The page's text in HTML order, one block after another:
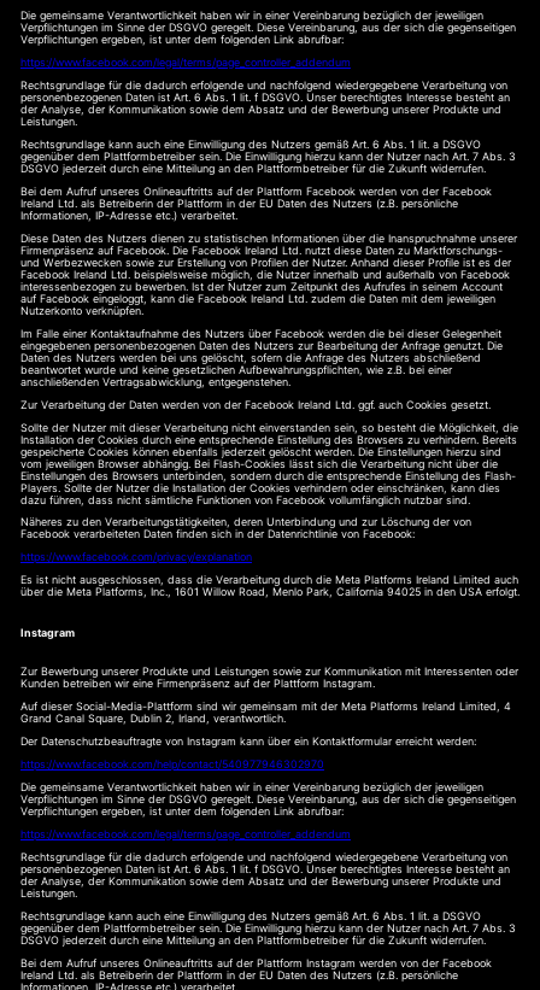
Die gemeinsame Verantwortlichkeit haben wir in einer Vereinbarung bezüglich der jeweiligen
Verpflichtungen im Sinne der DSGVO geregelt. Diese Vereinbarung, aus der sich die gegenseitigen
Verpflichtungen ergeben, ist unter dem folgenden Link abrufbar:
https://www.facebook.com/legal/terms/page_controller_addendum
Rechtsgrundlage für die dadurch erfolgende und nachfolgend wiedergegebene Verarbeitung von
personenbezogenen Daten ist Art. 6 Abs. 1 lit. f DSGVO. Unser berechtigtes Interesse besteht an
der Analyse, der Kommunikation sowie dem Absatz und der Bewerbung unserer Produkte und
Leistungen.
Rechtsgrundlage kann auch eine Einwilligung des Nutzers gemäß Art. 6 Abs. 1 lit. a DSGVO
gegenüber dem Plattformbetreiber sein. Die Einwilligung hierzu kann der Nutzer nach Art. 7 Abs. 3
DSGVO jederzeit durch eine Mitteilung an den Plattformbetreiber für die Zukunft widerrufen.
Bei dem Aufruf unseres Onlineauftritts auf der Plattform Facebook werden von der Facebook
Ireland Ltd. als Betreiberin der Plattform in der EU Daten des Nutzers (z.B. persönliche
Informationen, IP-Adresse etc.) verarbeitet.
Diese Daten des Nutzers dienen zu statistischen Informationen über die Inanspruchnahme unserer
Firmenpräsenz auf Facebook. Die Facebook Ireland Ltd. nutzt diese Daten zu Marktforschungs-
und Werbezwecken sowie zur Erstellung von Profilen der Nutzer. Anhand dieser Profile ist es der
Facebook Ireland Ltd. beispielsweise möglich, die Nutzer innerhalb und außerhalb von Facebook
interessenbezogen zu bewerben. Ist der Nutzer zum Zeitpunkt des Aufrufes in seinem Account
auf Facebook eingeloggt, kann die Facebook Ireland Ltd. zudem die Daten mit dem jeweiligen
Nutzerkonto verknüpfen.
Im Falle einer Kontaktaufnahme des Nutzers über Facebook werden die bei dieser Gelegenheit
eingegebenen personenbezogenen Daten des Nutzers zur Bearbeitung der Anfrage genutzt. Die
Daten des Nutzers werden bei uns gelöscht, sofern die Anfrage des Nutzers abschließend
beantwortet wurde und keine gesetzlichen Aufbewahrungspflichten, wie z.B. bei einer
anschließenden Vertragsabwicklung, entgegenstehen.
Zur Verarbeitung der Daten werden von der Facebook Ireland Ltd. ggf. auch Cookies gesetzt.
Sollte der Nutzer mit dieser Verarbeitung nicht einverstanden sein, so besteht die Möglichkeit, die
Installation der Cookies durch eine entsprechende Einstellung des Browsers zu verhindern. Bereits
gespeicherte Cookies können ebenfalls jederzeit gelöscht werden. Die Einstellungen hierzu sind
vom jeweiligen Browser abhängig. Bei Flash-Cookies lässt sich die Verarbeitung nicht über die
Einstellungen des Browsers unterbinden, sondern durch die entsprechende Einstellung des Flash-
Players. Sollte der Nutzer die Installation der Cookies verhindern oder einschränken, kann dies
dazu führen, dass nicht sämtliche Funktionen von Facebook vollumfänglich nutzbar sind.
Näheres zu den Verarbeitungstätigkeiten, deren Unterbindung und zur Löschung der von
Facebook verarbeiteten Daten finden sich in der Datenrichtlinie von Facebook:
https://www.facebook.com/privacy/explanation
Es ist nicht ausgeschlossen, dass die Verarbeitung durch die Meta Platforms Ireland Limited auch
über die Meta Platforms, Inc., 1601 Willow Road, Menlo Park, California 94025 in den USA erfolgt.
Instagram
Zur Bewerbung unserer Produkte und Leistungen sowie zur Kommunikation mit Interessenten oder
Kunden betreiben wir eine Firmenpräsenz auf der Plattform Instagram.
Auf dieser Social-Media-Plattform sind wir gemeinsam mit der Meta Platforms Ireland Limited, 4
Grand Canal Square, Dublin 2, Irland, verantwortlich.
Der Datenschutzbeauftragte von Instagram kann über ein Kontaktformular erreicht werden:
https://www.facebook.com/help/contact/540977946302970
Die gemeinsame Verantwortlichkeit haben wir in einer Vereinbarung bezüglich der jeweiligen
Verpflichtungen im Sinne der DSGVO geregelt. Diese Vereinbarung, aus der sich die gegenseitigen
Verpflichtungen ergeben, ist unter dem folgenden Link abrufbar:
https://www.facebook.com/legal/terms/page_controller_addendum
Rechtsgrundlage für die dadurch erfolgende und nachfolgend wiedergegebene Verarbeitung von
personenbezogenen Daten ist Art. 6 Abs. 1 lit. f DSGVO. Unser berechtigtes Interesse besteht an
der Analyse, der Kommunikation sowie dem Absatz und der Bewerbung unserer Produkte und
Leistungen.
Rechtsgrundlage kann auch eine Einwilligung des Nutzers gemäß Art. 6 Abs. 1 lit. a DSGVO
gegenüber dem Plattformbetreiber sein. Die Einwilligung hierzu kann der Nutzer nach Art. 7 Abs. 3
DSGVO jederzeit durch eine Mitteilung an den Plattformbetreiber für die Zukunft widerrufen.
Bei dem Aufruf unseres Onlineauftritts auf der Plattform Instagram werden von der Facebook
Ireland Ltd. als Betreiberin der Plattform in der EU Daten des Nutzers (z.B. persönliche
Informationen, IP-Adresse etc.) verarbeitet.